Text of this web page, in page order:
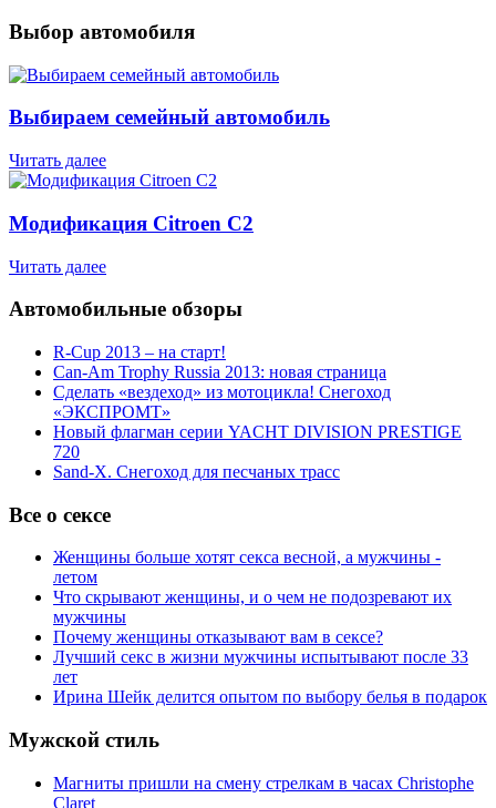
Выбор автомобиля
Выбираем семейный автомобиль
Читать далее
Модификация Citroen С2
Читать далее
Автомобильные обзоры
R-Cup 2013 – на старт!
Can-Am Trophy Russia 2013: новая страница
Сделать «вездеход» из мотоцикла! Снегоход
«ЭКСПРОМТ»
Новый флагман серии YACHT DIVISION PRESTIGE
720
Sand-X. Снегоход для песчаных трасс
Все о сексе
Женщины больше хотят секса весной, а мужчины -
летом
Что скрывают женщины, и о чем не подозревают их
мужчины
Почему женщины отказывают вам в сексе?
Лучший секс в жизни мужчины испытывают после 33
лет
Ирина Шейк делится опытом по выбору белья в подарок
Мужской стиль
Магниты пришли на смену стрелкам в часах Christophe
Claret